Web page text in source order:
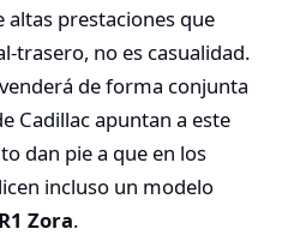
altas prestaciones que
trasero, no es casualidad.
de forma conjunta
Cadillac apuntan a este
dan pie a que en los
incluso un modelo
Zora.